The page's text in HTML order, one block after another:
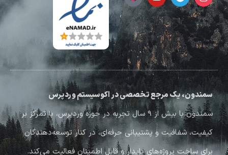
سمندون، یک مرجع تخصصی در اکوسیستم وردپرس
سمندون با بیش از ۹ سال تجربه در حوزه وردپرس، با تمرکز بر
کیفیت، شفافیت و پشتیبانی حرفه‌ای، در کنار توسعه‌دهندگان
برای ساخت پروژه‌های پایدار و قابل اطمینان فعالیت می‌کند.